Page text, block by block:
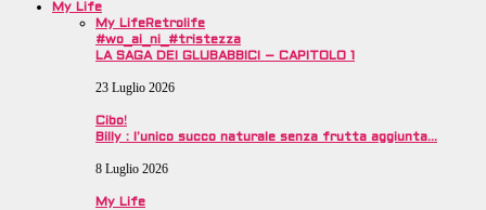
My Life
My LifeRetrolife
#wo_ai_ni_#tristezza
LA SAGA DEI GLUBABBICI – CAPITOLO 1
23 Luglio 2026
Cibo!
Billy : l’unico succo naturale senza frutta aggiunta…
8 Luglio 2026
My Life